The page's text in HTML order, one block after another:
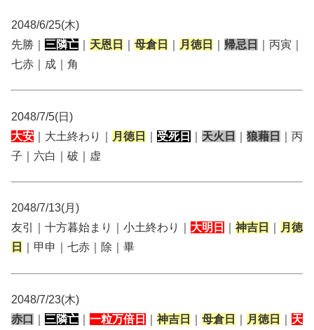
2048/6/25(木)
先勝｜ 三隣亡 天恩日 母倉日 月徳日 帰忌日
｜丙寅｜
七赤｜成｜角
2048/7/5(日)
大安 ｜大土終わり｜ 月徳日 受死日 天火日 狼藉日
｜丙
子｜六白｜破｜虚
2048/7/13(月)
友引｜十方暮始まり｜小土終わり｜ 大明日 神吉日
月徳
日
｜甲申｜七赤｜除｜畢
2048/7/23(木)
赤口
三隣亡 一粒万倍日 神吉日 母倉日 月徳日
天